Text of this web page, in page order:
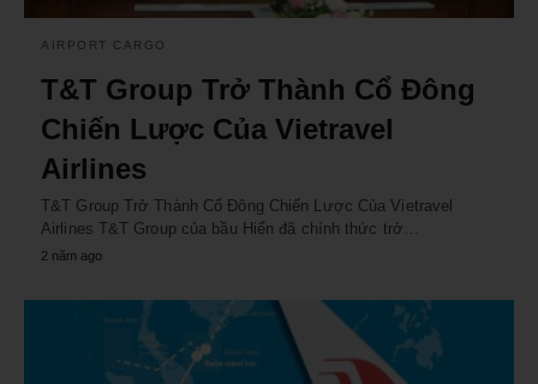
AIRPORT CARGO
T&T Group Trở Thành Cổ Đông
Chiến Lược Của Vietravel
Airlines
T&T Group Trở Thành Cổ Đông Chiến Lược Của Vietravel
Airlines T&T Group của bầu Hiển đã chính thức trở…
2 năm ago